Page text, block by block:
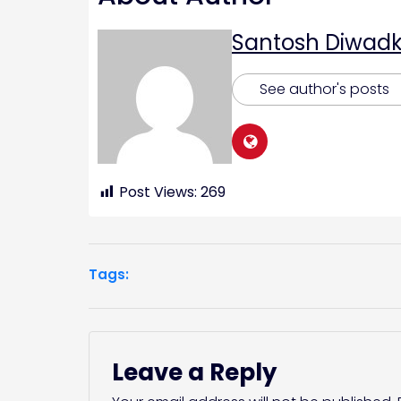
Santosh
See author's posts
Post Views: 269
Tags:
Leave a Reply